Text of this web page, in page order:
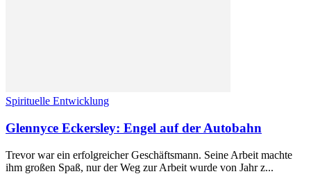
Spirituelle Entwicklung
Glennyce Eckersley: Engel auf der Autobahn
Trevor war ein erfolgreicher Geschäftsmann. Seine Arbeit machte
ihm großen Spaß, nur der Weg zur Arbeit wurde von Jahr z...